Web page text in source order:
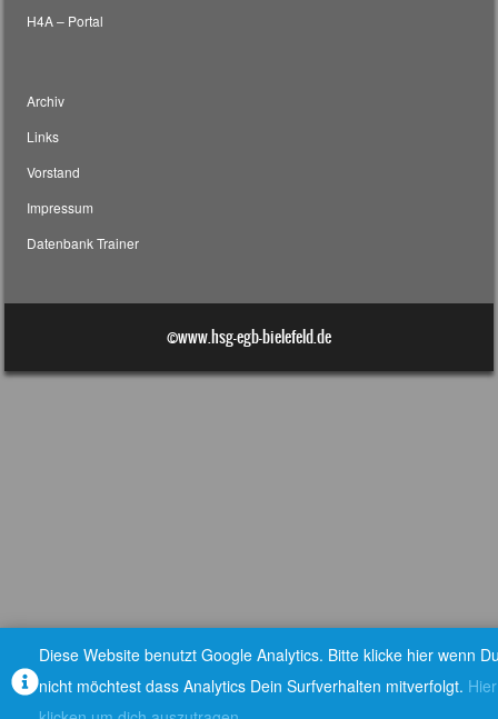
H4A – Portal
Archiv
Links
Vorstand
Impressum
Datenbank Trainer
©www.hsg-egb-bielefeld.de
Diese Website benutzt Google Analytics. Bitte klicke hier wenn
nicht möchtest dass Analytics Dein Surfverhalten mitverfolgt. Hier